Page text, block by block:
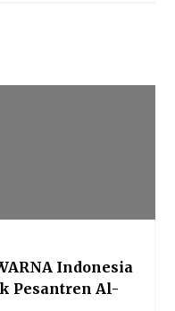
Indonesia
Pesantren Al-